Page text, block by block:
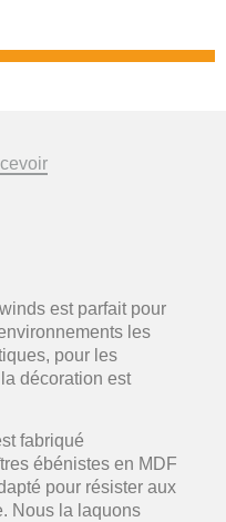
est parfait pour
les
pour les
décoration est
fabriqué
ébénistes en MDF
pour résister aux
Nous la laquons